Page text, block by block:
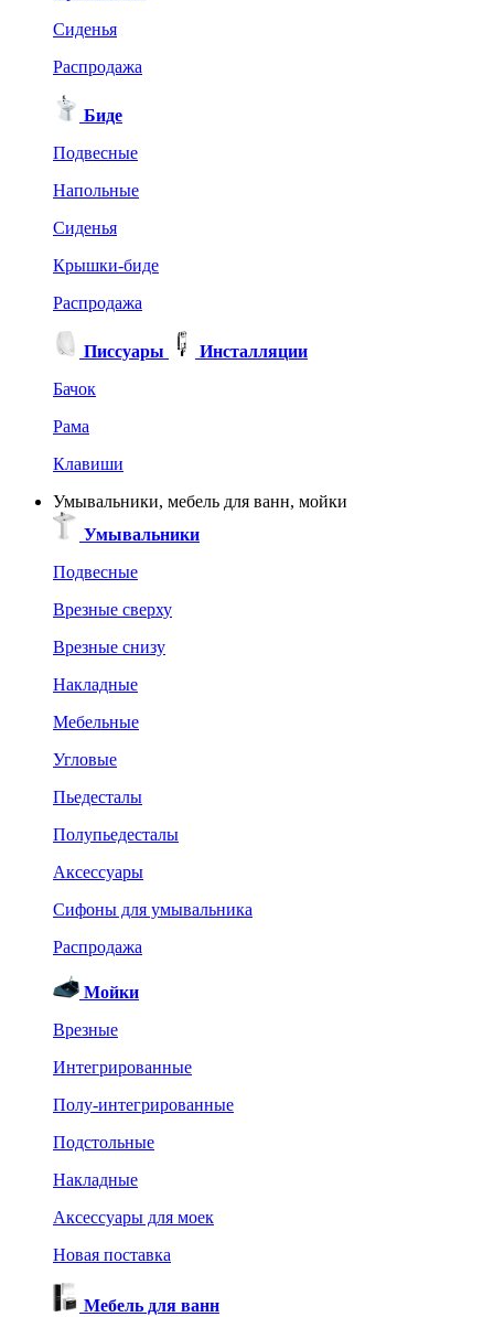
Сиденья
Распродажа
Биде
Подвесные
Напольные
Сиденья
Крышки-биде
Распродажа
Писсуары
Инсталляции
Бачок
Рама
Клавиши
Умывальники, мебель для ванн, мойки
Умывальники
Подвесные
Врезные сверху
Врезные снизу
Накладные
Мебельные
Угловые
Пьедесталы
Полупьедесталы
Аксессуары
Сифоны для умывальника
Распродажа
Мойки
Врезные
Интегрированные
Полу-интегрированные
Подстольные
Накладные
Аксессуары для моек
Новая поставка
Мебель для ванн